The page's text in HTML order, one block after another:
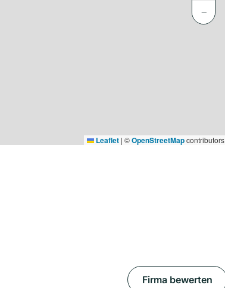
−
Leaflet | ©OpenStreetMapcontributors
Firma bewerten